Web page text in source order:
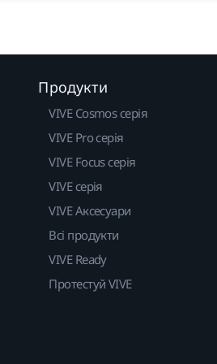
Продукти
VIVE Cosmos серія
VIVE Pro серія
VIVE Focus серія
VIVE серія
VIVE Аксесуари
Всі продукти
VIVE Ready
Протестуй VIVE